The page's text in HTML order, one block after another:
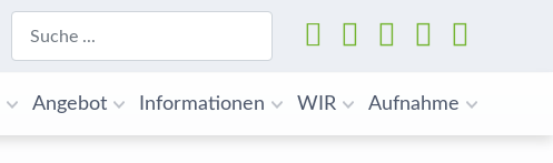
Suchen
Angebot Informationen WIR Aufnahme